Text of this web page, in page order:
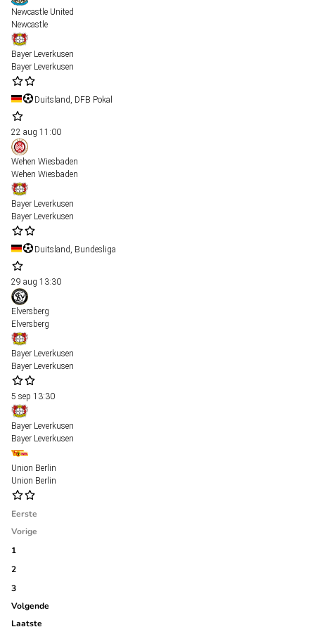
Newcastle United
Newcastle
Bayer Leverkusen
Bayer Leverkusen
Duitsland, DFB Pokal
22 aug 11:00
Wehen Wiesbaden
Wehen Wiesbaden
Bayer Leverkusen
Bayer Leverkusen
Duitsland, Bundesliga
29 aug 13:30
Elversberg
Elversberg
Bayer Leverkusen
Bayer Leverkusen
5 sep 13:30
Bayer Leverkusen
Bayer Leverkusen
Union Berlin
Union Berlin
Eerste
Vorige
1
2
3
Volgende
Laatste